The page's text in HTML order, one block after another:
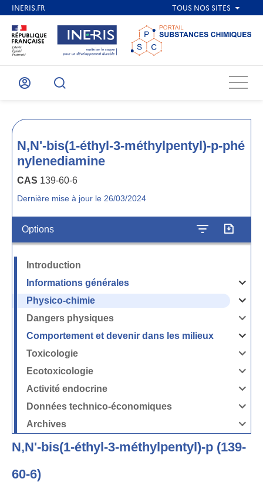
Mon
Recherche
Menu
N,N'-bis(1-éthyl-3-méthylpentyl)-p-phé
nylenediamine
CAS 139-60-6
Dernière mise à jour le 26/03/2024
Options
Introduction
Informations générales
Ouvrir
la
générales
Physico-chimie
Ouvrir
la
chimie
Dangers physiques
Ouvrir
la
Comportement et devenir dans les milieux
Ouvrir
la
et
les
milieux
Toxicologie
Ouvrir
la
Ecotoxicologie
Ouvrir
la
Activité endocrine
Ouvrir
la
endocrine
Données technico-économiques
Ouvrir
la
Données
Archives
Ouvrir
rubrique
N,N'-bis(1-éthyl-3-méthylpentyl)-p (139-
60-6)